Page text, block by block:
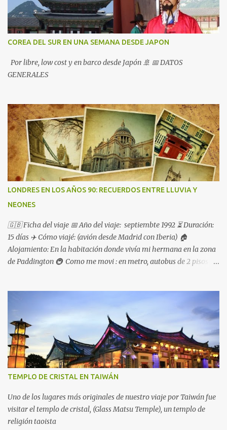
COREA DEL SUR EN UNA SEMANA DESDE JAPON
Por libre, low cost y en barco desde Japón 🚢 📅 DATOS
GENERALES
LONDRES EN LOS AÑOS 90: RECUERDOS ENTRE LLUVIA Y
NEONES
🇬🇧 Ficha del viaje 📅 Año del viaje: septiembte 1992 ⏳ Duración:
15 días ✈️ Cómo viajé: (avión desde Madrid con Iberia) 🏠
Alojamiento: En la habitación donde vivía mi hermana en la zona
de Paddington 🚇 Como me movi : en metro, autobus de 2 pisos
TEMPLO DE CRISTAL EN TAIWÁN
Uno de los lugares más originales de nuestro viaje por Taiwán fue
visitar el templo de cristal, (Glass Matsu Temple), un templo de
religión taoista